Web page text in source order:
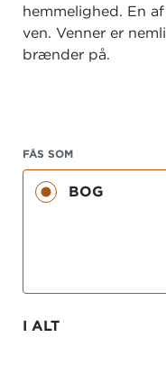
hemmelighed. En
ven. Venner er
brænder på.
Masser af skønne
Bregnhøi
FÅS SOM
BOG
I ALT